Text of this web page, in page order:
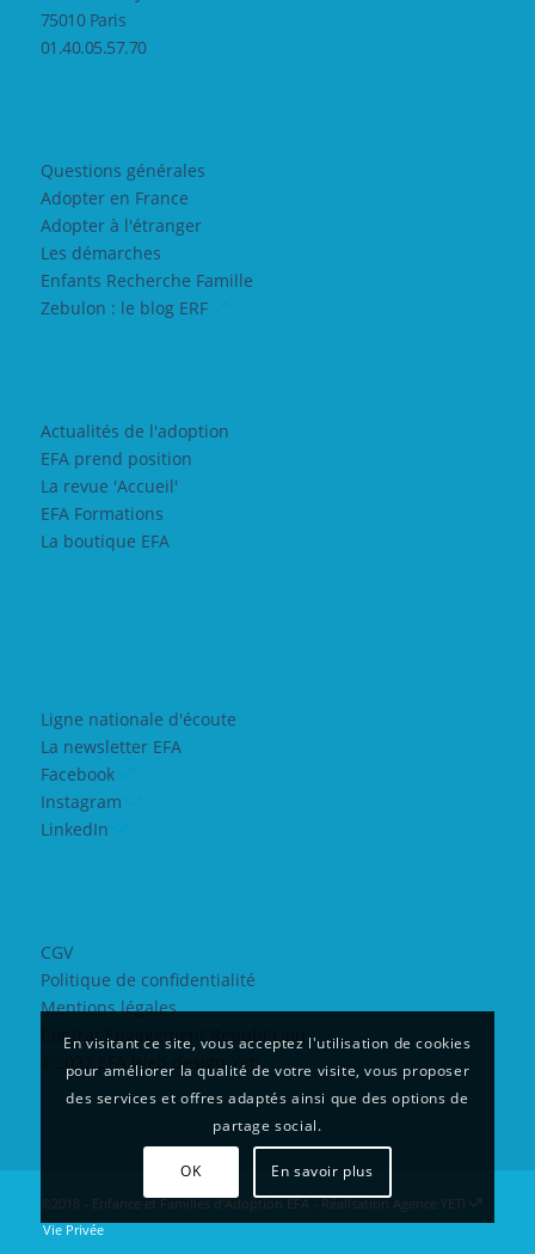
75010 Paris
01.40.05.57.70
Questions générales
Adopter en France
Adopter à l'étranger
Les démarches
Enfants Recherche Famille
Zebulon : le blog ERF
Actualités de l'adoption
EFA prend position
La revue 'Accueil'
EFA Formations
La boutique EFA
Ligne nationale d'écoute
La newsletter EFA
Facebook
Instagram
LinkedIn
CGV
Politique de confidentialité
Mentions légales
Contrat Engagement Républicain
©2022 EFA Web design Yeti
©2018 - Enfance et Familles d'Adoption EFA - RéalisationAgence YETI
Vie Privée
En visitant ce site, vous acceptez l'utilisation de cookies
pour améliorer la qualité de votre visite, vous proposer
des services et offres adaptés ainsi que des options de
partage social.
OK En savoir plus